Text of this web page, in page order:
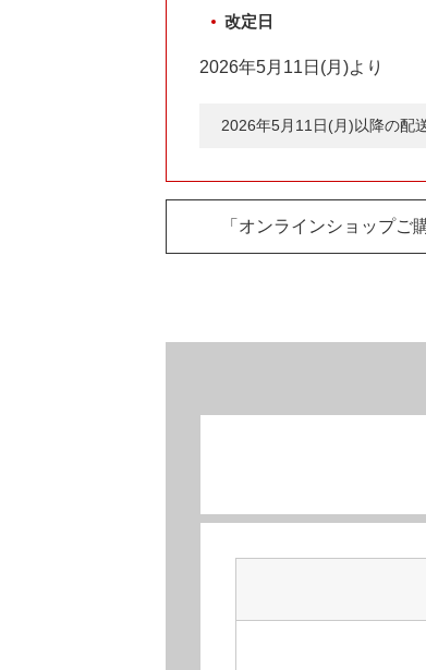
改定日
2026年5月11日(月)より
2026年5月11日(月)以降の配
「オンラインショップご